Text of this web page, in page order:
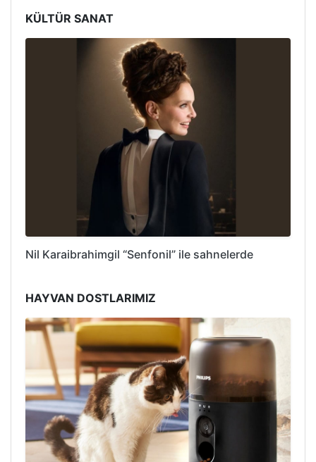
KÜLTÜR SANAT
Nil Karaibrahimgil “Senfonil” ile sahnelerde
HAYVAN DOSTLARIMIZ